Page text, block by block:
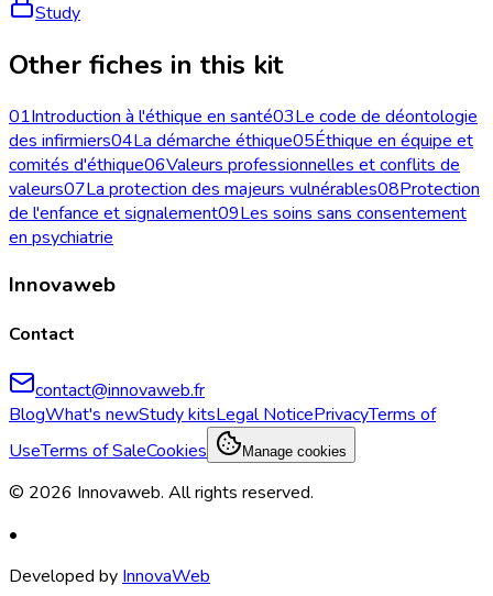
Study
Other fiches in this kit
01Introduction à l'éthique en santé03Le code de déontologie
des infirmiers04La démarche éthique05Éthique en équipe et
comités d'éthique06Valeurs professionnelles et conflits de
valeurs07La protection des majeurs vulnérables08Protection
de l'enfance et signalement09Les soins sans consentement
en psychiatrie
Innovaweb
Contact
contact@innovaweb.fr
BlogWhat's newStudy kitsLegal NoticePrivacyTerms of
UseTerms of SaleCookies Manage cookies
© 2026 Innovaweb. All rights reserved.
•
Developed by InnovaWeb